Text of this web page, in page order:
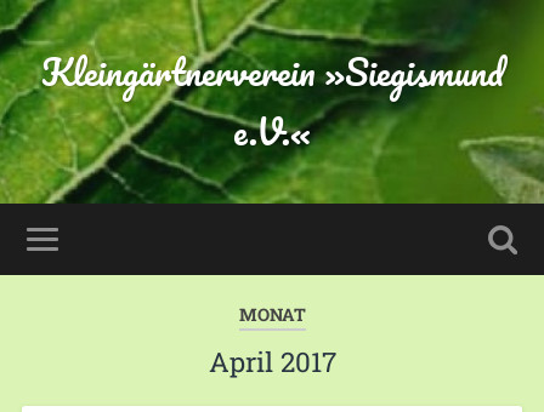
Kleingärtnerverein »Siegismund
e.V.«
MONAT
April 2017